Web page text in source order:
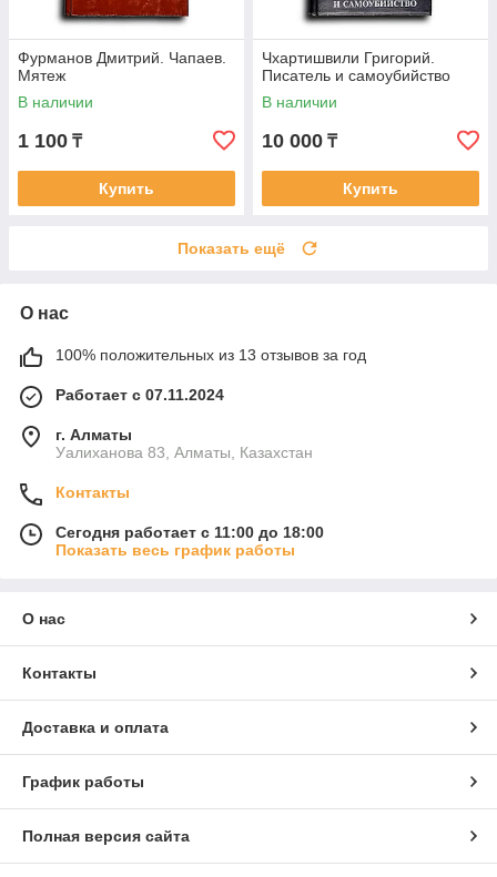
Фурманов Дмитрий. Чапаев.
Мятеж
В наличии
1 100 ₸
Купить
Чхартишвили Григорий.
Писатель и самоубийство
В наличии
10 000 ₸
Купить
Показать ещё
О нас
100% положительных из 13 отзывов за год
Работает с 07.11.2024
г. Алматы
Уалиханова 83, Алматы, Казахстан
Контакты
Сегодня работает с 11:00 до 18:00
Показать весь график работы
О нас
Контакты
Доставка и оплата
График работы
Полная версия сайта